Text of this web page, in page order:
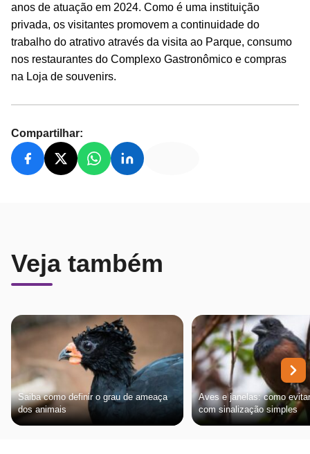
anos de atuação em 2024. Como é uma instituição
privada, os visitantes promovem a continuidade do
trabalho do atrativo através da visita ao Parque, consumo
nos restaurantes do Complexo Gastronômico e compras
na Loja de souvenirs.
Compartilhar:
Veja também
Saiba como definir o grau de ameaça
dos animais
Aves e janelas: como
com sinalização simples